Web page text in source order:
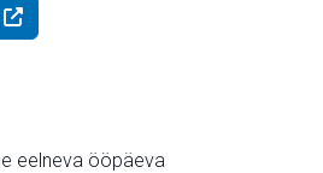
eelneva ööpäeva